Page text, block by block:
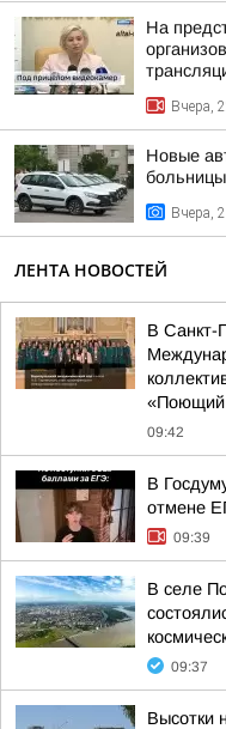
На
Вчера,
Новые
больницы
Вчера,
ЛЕНТА НОВОСТЕЙ
В Санкт-
«Поющий
09:42
В
отмене
09:39
В селе
09:37
Высотки